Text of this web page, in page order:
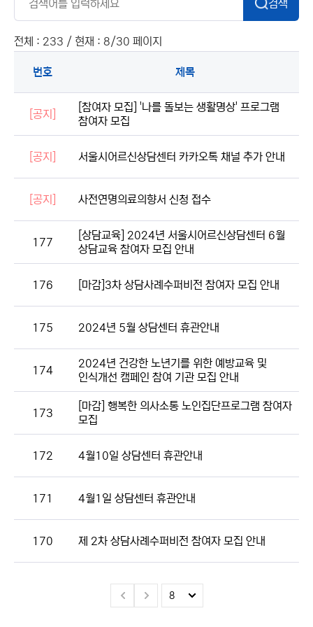
검색
전체 : 233 / 현재 : 8/30 페이지
번호 제목
[공지]
[참여자 모집] '나를 돌보는 생활명상' 프로그램
참여자 모집
[공지] 서울시어르신상담센터 카카오톡 채널 추가 안내
[공지] 사전연명의료의향서 신청 접수
177
[상담교육] 2024년 서울시어르신상담센터 6월
상담교육 참여자 모집 안내
176 [마감]3차 상담사례수퍼비전 참여자 모집 안내
175 2024년 5월 상담센터 휴관안내
174
2024년 건강한 노년기를 위한 예방교육 및
인식개선 캠페인 참여 기관 모집 안내
173
[마감] 행복한 의사소통 노인집단프로그램 참여자
모집
172 4월10일 상담센터 휴관안내
171 4월1일 상담센터 휴관안내
170 제 2차 상담사례수퍼비전 참여자 모집 안내